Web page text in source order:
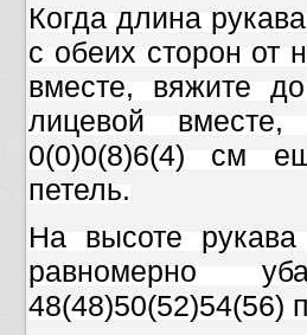
Когда длина
с обеих сторон от
вместе, вяжите
лицевой
0(0)0(8)6(4) см
петель.
На высоте
равномерно
48(48)50(52)54(56)